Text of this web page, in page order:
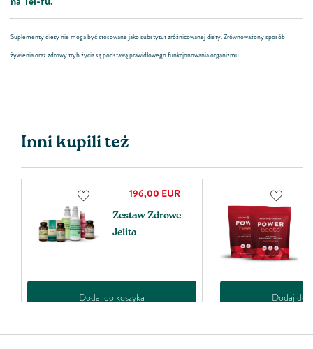
Suplementy diety nie mogą być stosowane jako substytut zróżnicowanej diety. Zrównoważony sposób
żywienia oraz zdrowy tryb życia są podstawą prawidłowego funkcjonowania organizmu.
Inni kupili też
196,00 EUR
Zestaw Zdrowe
Jelita
Dodaj do koszyka Dodaj do